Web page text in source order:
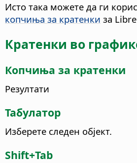
Исто така можете да ги
копчиња за кратенки за
Кратенки во
Копчиња за кратенки
Резултати
Табулатор
Изберете следен објект.
Shift+Tab